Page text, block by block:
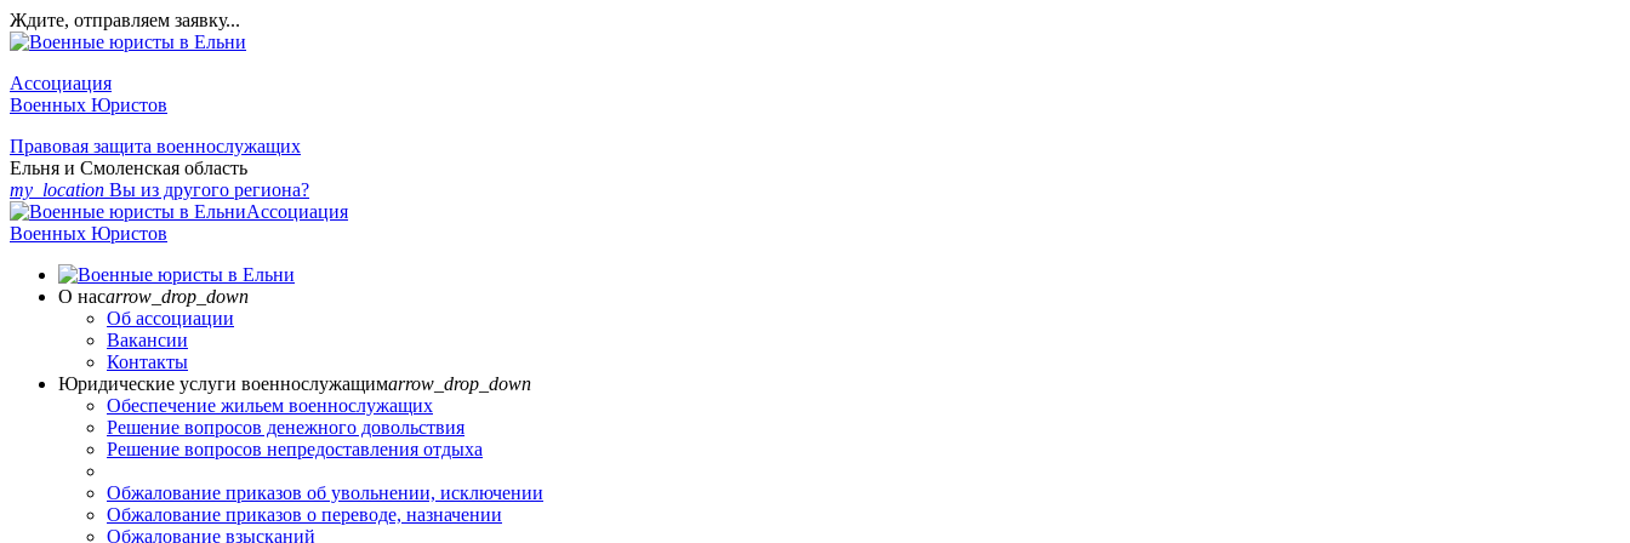
Ждите, отправляем заявку...
Ассоциация
Военных Юристов
Правовая защита военнослужащих
Ельня и Смоленская область
my_location Вы из другого региона?
Ассоциация
Военных Юристов
О насarrow_drop_down
Об ассоциации
Вакансии
Контакты
Юридические услуги военнослужащимarrow_drop_down
Обеспечение жильем военнослужащих
Решение вопросов денежного довольствия
Решение вопросов непредоставления отдыха
Обжалование приказов об увольнении, исключении
Обжалование приказов о переводе, назначении
Обжалование взысканий